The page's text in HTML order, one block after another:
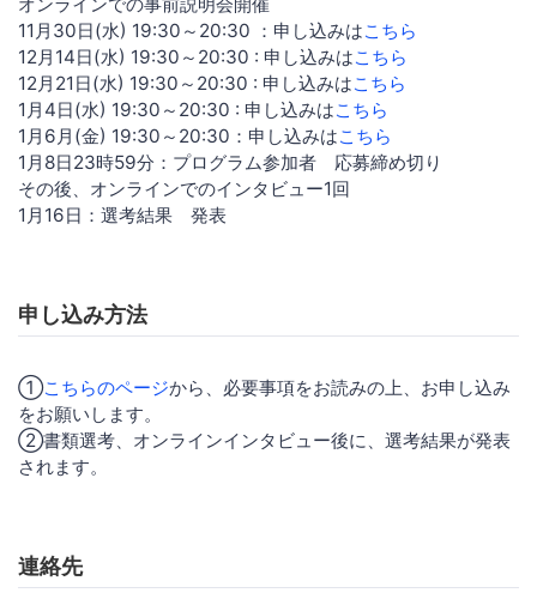
11月30日(水) 19:30～20:30 ：申し込みはこちら
12月14日(水) 19:30～20:30 : 申し込みはこちら
12月21日(水) 19:30～20:30 : 申し込みはこちら
1月4日(水) 19:30～20:30 : 申し込みはこちら
1月6月(金) 19:30～20:30：申し込みはこちら
1月8日23時59分：プログラム参加者 応募締め切り
その後、オンラインでのインタビュー1回
1月16日：選考結果 発表
申し込み方法
①こちらのページから、必要事項をお読みの上、お申し込み
をお願いします。
②書類選考、オンラインインタビュー後に、選考結果が発表
されます。
連絡先